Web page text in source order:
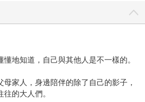
地知道，自己與其他人是不一樣的。
家人，身邊陪伴的除了自己的影子，
的大人們。